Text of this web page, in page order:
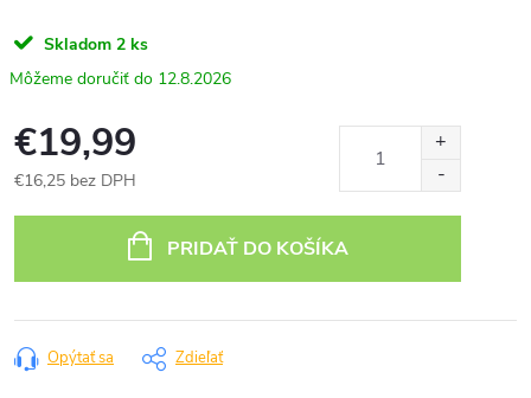
Skladom 2 ks
12.8.2026
€19,99
€16,25 bez DPH
PRIDAŤ DO KOŠÍKA
Opýtať sa Zdieľať